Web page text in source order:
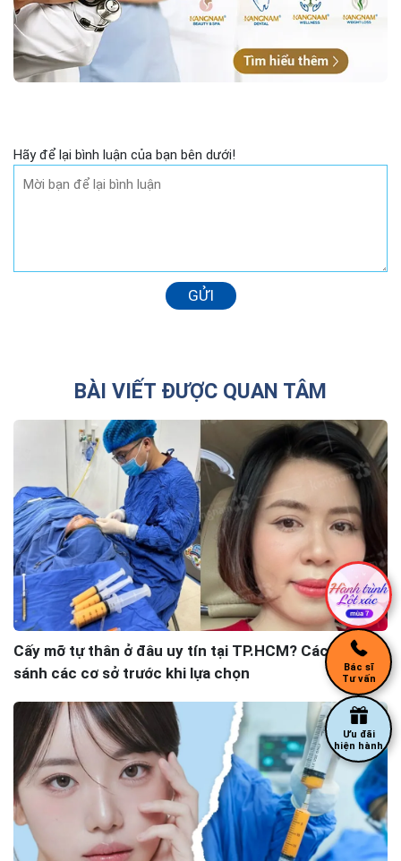
Hãy để lại bình luận của bạn bên dưới!
GỬI
BÀI VIẾT ĐƯỢC QUAN TÂM
Cấy mỡ tự thân ở đâu uy tín tại TP.HCM? Cách so
sánh các cơ sở trước khi lựa chọn
Bác sĩ
Tư vấn
Ưu đãi
hiện hành